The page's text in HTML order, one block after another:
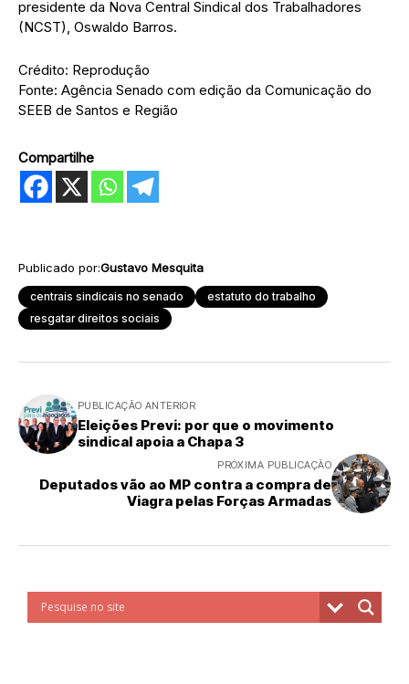
presidente da Nova Central Sindical dos Trabalhadores
(NCST), Oswaldo Barros.
Crédito: Reprodução
Fonte: Agência Senado com edição da Comunicação do
SEEB de Santos e Região
Compartilhe
Publicado por:Gustavo Mesquita
centrais sindicais no senado
estatuto do trabalho
resgatar direitos sociais
PUBLICAÇÃO ANTERIOR
Eleições Previ: por que o movimento
sindical apoia a Chapa 3
PRÓXIMA PUBLICAÇÃO
Deputados vão ao MP contra a compra de
Viagra pelas Forças Armadas